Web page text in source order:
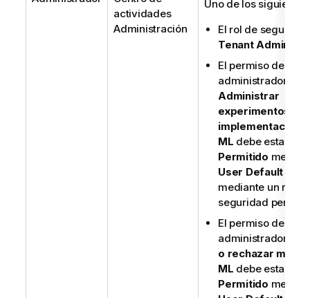
actividades
Administración
Uno de los
El rol de seguridad
Tenant Admin
El permiso de
administrador
Administrar
experimentos e
ML debe estar
Permitido
User Default
mediante un rol de
seguridad
El permiso de
administrador
o rechazar
ML debe estar
Permitido